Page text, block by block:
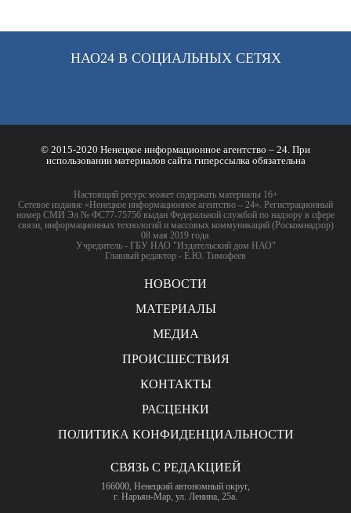
НАО24 В СОЦИАЛЬНЫХ СЕТЯХ
© 2015-2020 Ненецкое информационное агентство – 24. При
использовании материалов сайта гиперссылка обязательна
Настоящий ресурс может содержать материалы 16+
Сетевое издание «Ненецкое информационное агентство – 24». Регистрационный
номер СМИ Эл № ФС77-75756 выдан Федеральной службой по надзору в сфере
связи, информационных технологий и массовых коммуникаций (Роскомнадзор)
08 мая 2019 года.
Учредитель - ГБУ НАО "Издательский дом НАО"
Главный редактор - Е.Ю. Тимофеев
НОВОСТИ
МАТЕРИАЛЫ
МЕДИА
ПРОИСШЕСТВИЯ
КОНТАКТЫ
РАСЦЕНКИ
ПОЛИТИКА КОНФИДЕНЦИАЛЬНОСТИ
СВЯЗЬ С РЕДАКЦИЕЙ
166000, Ненецкий автономный округ,
г. Нарьян-Мар, ул. Ленина, 25а.